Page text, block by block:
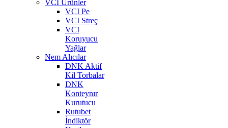
VCI Ürünler
VCI Pe
VCI Streç
VCI
Koruyucu
Yağlar
Nem Alıcılar
DNK Aktif
Kil Torbalar
DNK
Konteynır
Kurutucu
Rutubet
İndiktör